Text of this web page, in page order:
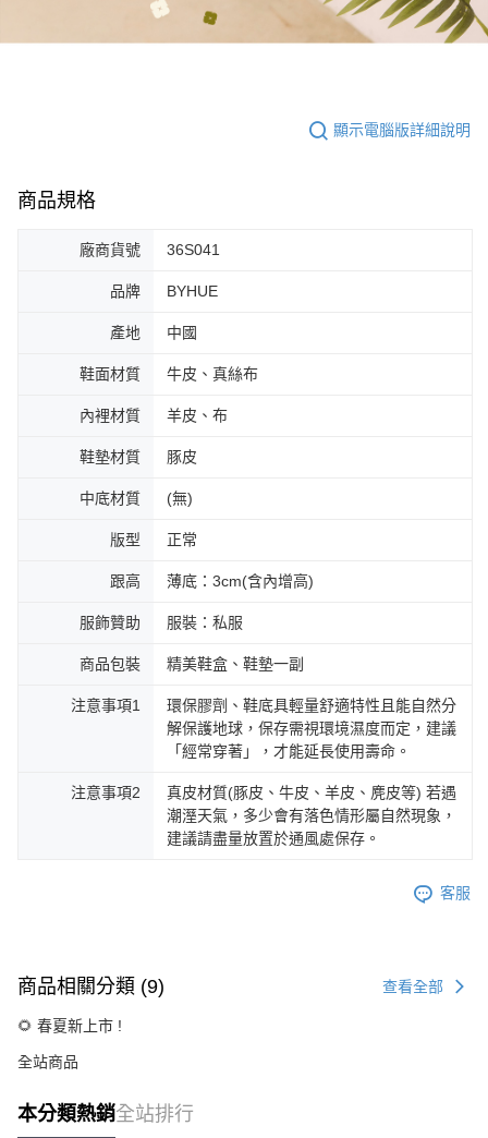
顯示電腦版詳細說明
商品規格
廠商貨號 36S041
品牌 BYHUE
產地 中國
鞋面材質 牛皮、真絲布
內裡材質 羊皮、布
鞋墊材質 豚皮
中底材質 (無)
版型 正常
跟高 薄底：3cm(含內增高)
服飾贊助 服裝：私服
商品包裝 精美鞋盒、鞋墊一副
注意事項1
環保膠劑、鞋底具輕量舒適特性且能自然分
解保護地球，保存需視環境濕度而定，建議
「經常穿著」，才能延長使用壽命。
注意事項2
真皮材質(豚皮、牛皮、羊皮、麂皮等) 若遇
潮溼天氣，多少會有落色情形屬自然現象，
建議請盡量放置於通風處保存。
客服
商品相關分類 (9) 查看全部
🌻 春夏新上市 !
全站商品
本分類熱銷全站排行